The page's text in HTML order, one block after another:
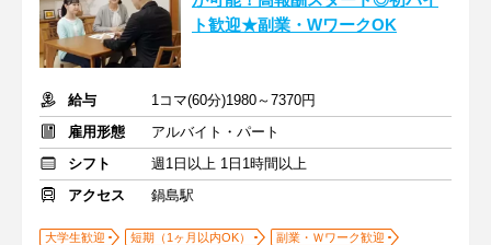
ト歓迎★副業・WワークOK
給与
1コマ(60分)1980～7370円
雇用形態
アルバイト・パート
シフト
週1日以上 1日1時間以上
アクセス
鍋島駅
大学生歓迎 短期（1ヶ月以内OK）
副業・Ｗワーク歓迎